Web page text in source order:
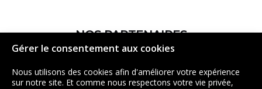
Gérer le consentement aux cookies
Nous utilisons des cookies afin d'améliorer votre expérience
sur notre site. Et comme nous respectons votre vie privée,
NOS PARTENAIRES